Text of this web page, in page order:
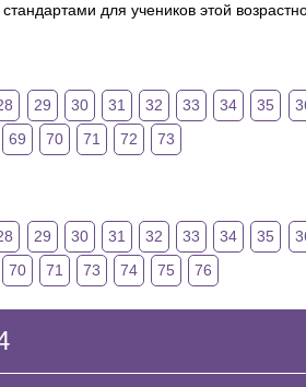
для учеников этой
29 30 31 32 33 34 35
69 70 71 72 73
29 30 31 32 33 34 35
70 71 73 74 75 76